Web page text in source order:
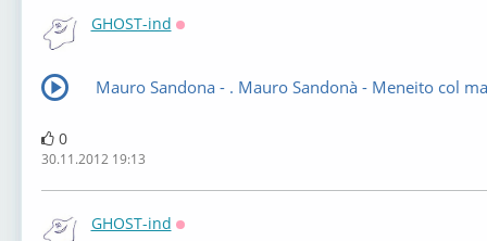
GHOST-ind
Mauro Sandona - . Mauro Sandonà - Meneito col
0
30.11.2012 19:13
GHOST-ind